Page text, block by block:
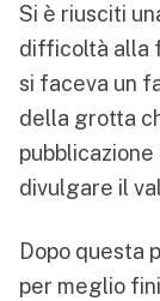
Si è riusciti
difficoltà alla
si faceva un
della grotta
divulgare il
Dopo questa
per meglio